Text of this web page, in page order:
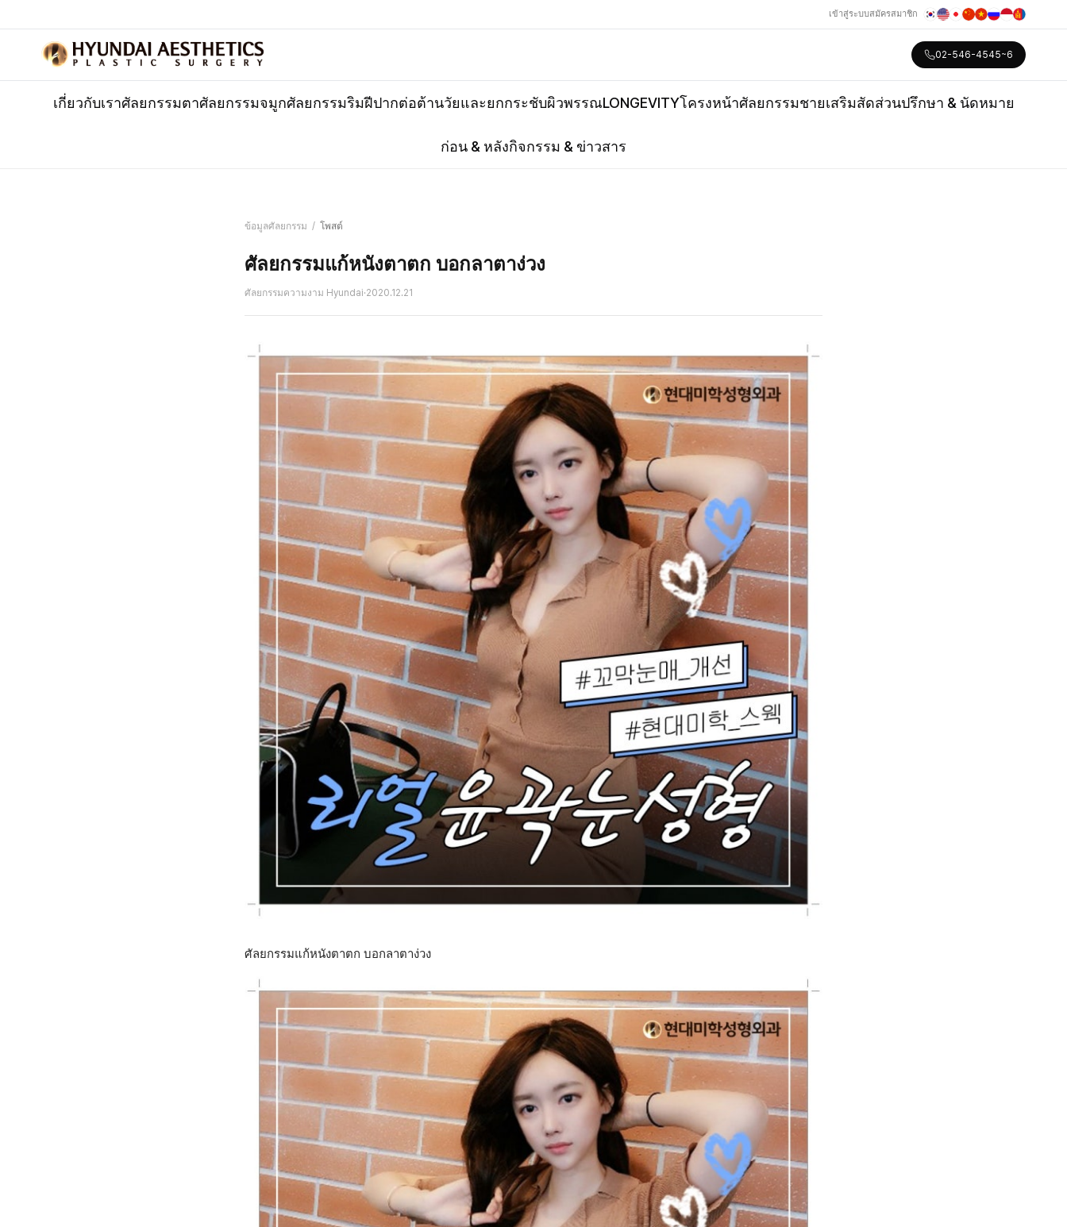
เข้าสู่ระบบสมัครสมาชิก
02-546-4545~6
เกี่ยวกับเราศัลยกรรมตาศัลยกรรมจมูกศัลยกรรมริมฝีปากต่อต้านวัยและยกกระชับผิวพรรณLONGEVITYโครงหน้าศัลยกรรมชายเสริมสัดส่วนปรึกษา & นัดหมาย
ก่อน & หลังกิจกรรม & ข่าวสาร
ข้อมูลศัลยกรรม / โพสต์
ศัลยกรรมแก้หนังตาตก บอกลาตาง่วง
ศัลยกรรมความงาม Hyundai·2020.12.21
ศัลยกรรมแก้หนังตาตก บอกลาตาง่วง